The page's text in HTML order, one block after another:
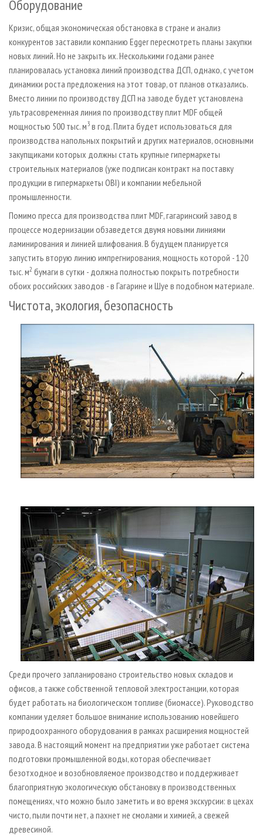
Оборудование
Кризис, общая экономическая обстановка в стране и анализ
конкурентов заставили компанию Egger пересмотреть планы закупки
новых линий. Но не закрыть их. Несколькими годами ранее
планировалась установка линий производства ДСП, однако, с учетом
динамики роста предложения на этот товар, от планов отказались.
Вместо линии по производству ДСП на заводе будет установлена
ультрасовременная линия по производству плит MDF общей
мощностью 500 тыс. м3 в год. Плита будет использоваться для
производства напольных покрытий и других материалов, основными
закупщиками которых должны стать крупные гипермаркеты
строительных материалов (уже подписан контракт на поставку
продукции в гипермаркеты OBI) и компании мебельной
промышленности.
Помимо пресса для производства плит MDF, гагаринский завод в
процессе модернизации обзаведется двумя новыми линиями
ламинирования и линией шлифования. В будущем планируется
запустить вторую линию импрегнирования, мощность которой - 120
тыс. м2 бумаги в сутки - должна полностью покрыть потребности
обоих российских заводов - в Гагарине и Шуе в подобном материале.
Чистота, экология, безопасность
Среди прочего запланировано строительство новых складов и
офисов, а также собственной тепловой электростанции, которая
будет работать на биологическом топливе (биомассе). Руководство
компании уделяет большое внимание использованию новейшего
природоохранного оборудования в рамках расширения мощностей
завода. В настоящий момент на предприятии уже работает система
подготовки промышленной воды, которая обеспечивает
безотходное и возобновляемое производство и поддерживает
благоприятную экологическую обстановку в производственных
помещениях, что можно было заметить и во время экскурсии: в цехах
чисто, пыли почти нет, а пахнет не смолами и химией, а свежей
древесиной.